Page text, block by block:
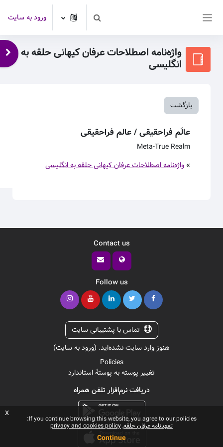
Toggle search inputورود به سایت
واژه‌نامه اصطلاحات عرفان کیهانی حلقه به
انگلیسی
بازگشت
عالَم فراحقیقی / عالم فراحقیقی
Meta-True Realm
» واژه‌نامه اصطلاحات عرفان کیهانی حلقه به انگلیسی
Contact us
Follow us
تماس با پشتیبانی سایت
هنوز وارد سایت نشده‌اید. (ورود به سایت)
Policies
تغییر پوسته به پوستهٔ استاندارد
دریافت نرم‌افزار تلفن همراه
If you continue browsing this website, you agree to our policies:
تعهدنامه عرفان حلقه privacy and cookies policy
Continue
x